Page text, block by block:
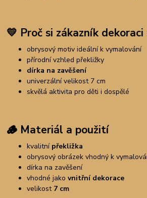
💛 Proč si zákazník
obrysový motiv ideální k vymalování
přírodní vzhled překližky
dírka na zavěšení
univerzální velikost 7 cm
skvělá aktivita pro děti i dospělé
🪵 Materiál a použití
kvalitní překližka
obrysový obrázek vhodný k
dírka na zavěšení
vhodné jakovnitřní dekorace
velikost 7 cm